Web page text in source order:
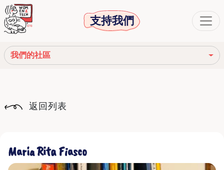
支持我們
我們的社區
返回列表
Maria Rita Fiasco